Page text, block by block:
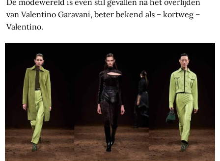
De modewereld is even stil gevallen na het overlijden
van Valentino Garavani, beter bekend als – kortweg –
Valentino.